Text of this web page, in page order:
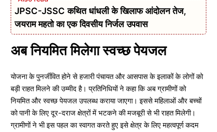
JPSC-JSSC कथित धांधली के खिलाफ आंदोलन तेज,
जयराम महतो का एक दिवसीय निर्जल उपवास
अब नियमित मिलेगा स्वच्छ पेयजल
योजना के पुनर्जीवित होने से हजारी पंचायत और आसपास के इलाकों के लोगों को
बड़ी राहत मिलने की उम्मीद है। प्रतिनिधियों ने कहा कि अब ग्रामीणों को
नियमित और स्वच्छ पेयजल उपलब्ध कराया जाएगा। इससे महिलाओं और बच्चों
को पानी के लिए दूर-दराज क्षेत्रों में भटकने की मजबूरी से भी राहत मिलेगी।
ग्रामीणों ने भी इस पहल का स्वागत करते हुए इसे क्षेत्र के लिए महत्वपूर्ण कदम